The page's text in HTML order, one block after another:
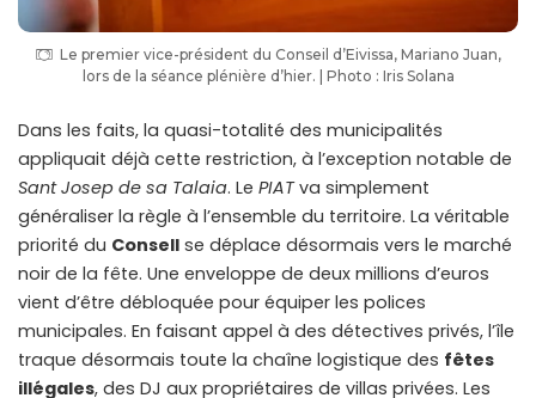
Le premier vice-président du Conseil d’Eivissa, Mariano Juan,
lors de la séance plénière d’hier. | Photo : Iris Solana
Dans les faits, la quasi-totalité des municipalités
appliquait déjà cette restriction, à l’exception notable de
Sant Josep de sa Talaia. Le PIATva simplement
généraliser la règle à l’ensemble du territoire. La véritable
priorité du Consell se déplace désormais vers le marché
noir de la fête. Une enveloppe de deux millions d’euros
vient d’être débloquée pour équiper les polices
municipales. En faisant appel à des détectives privés, l’île
traque désormais toute la chaîne logistique des fêtes
illégales, des DJ aux propriétaires de villas privées. Les